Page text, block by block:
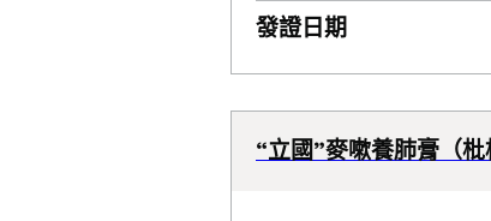
發證日期
“立國”麥嗽養肺膏（枇